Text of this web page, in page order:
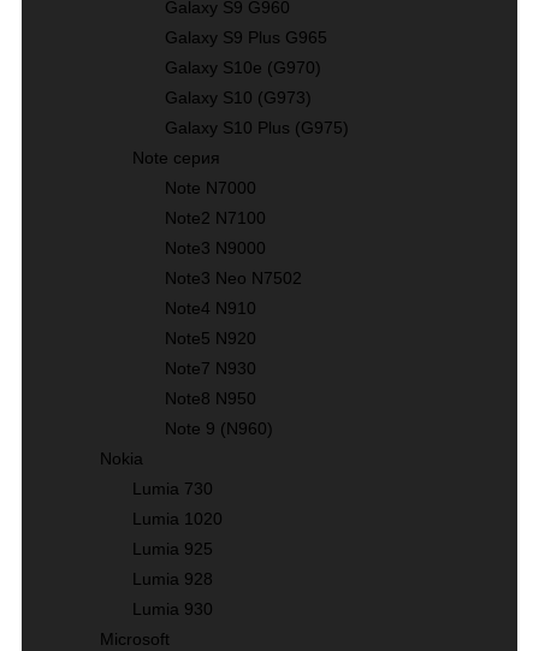
Galaxy S9 G960
Galaxy S9 Plus G965
Galaxy S10е (G970)
Galaxy S10 (G973)
Galaxy S10 Plus (G975)
Note серия
Note N7000
Note2 N7100
Note3 N9000
Note3 Neo N7502
Note4 N910
Note5 N920
Note7 N930
Note8 N950
Note 9 (N960)
Nokia
Lumia 730
Lumia 1020
Lumia 925
Lumia 928
Lumia 930
Microsoft